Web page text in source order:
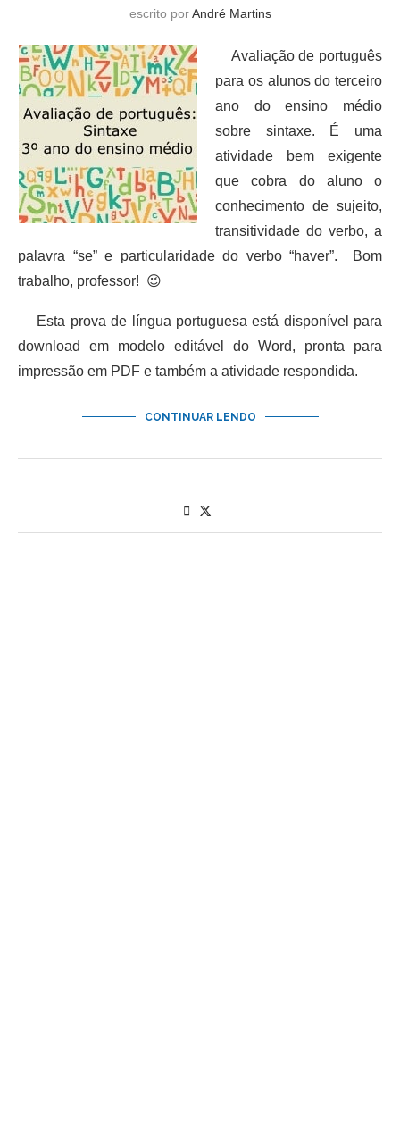
escrito porAndré Martins
Avaliação de português
para os alunos do terceiro
ano do ensino médio
sobre sintaxe. É uma
atividade bem exigente
que cobra do aluno o
conhecimento de sujeito,
transitividade do verbo, a
palavra “se” e particularidade do verbo “haver”. Bom
trabalho, professor! 😉
Esta prova de língua portuguesa está disponível para
download em modelo editável do Word, pronta para
impressão em PDF e também a atividade respondida.
CONTINUAR LENDO